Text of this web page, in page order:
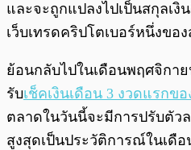
และจะถูกแปลงไปเป็นสกุลเงิ
เว็บเทรดคริปโตเบอร์หนึ่งขอ
ย้อนกลับไปในเดือนพฤศจิกาย
รับเช็คเงินเดือน 3 งวดแรกขอ
ตลาดในวันนี้จะมีการปรับตัว
สูงสุดเป็นประวัติการณ์ในเดื